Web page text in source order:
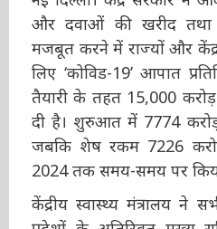
और दवाओं की खरीद तथा
मजबूत करने में राज्यों और
के लिए ‘कोविड-19’ आपात
प्रणाली तैयारी के तहत
को मंजूरी दी है। शुरुआत में
इस्तेमाल होगा, जबकि शेष
उपयोग साल 2024 तक
केंद्रीय स्वास्थ्य मंत्रालय ने
प्रदेशों के अतिरिक्त मुख्य